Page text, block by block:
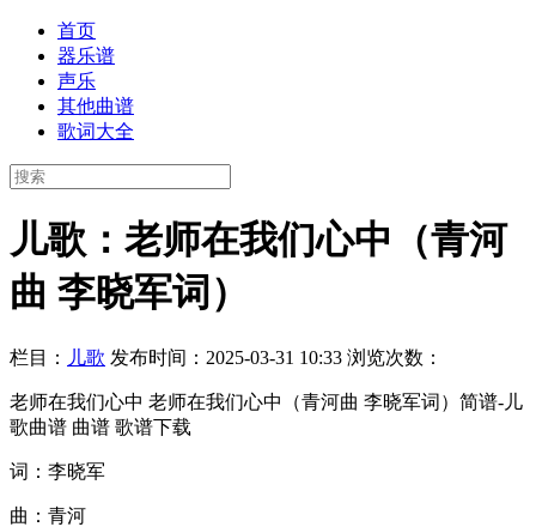
首页
器乐谱
声乐
其他曲谱
歌词大全
儿歌：老师在我们心中（青河
曲 李晓军词）
栏目： 儿歌 发布时间：2025-03-31 10:33 浏览次数：
老师在我们心中 老师在我们心中（青河曲 李晓军词）简谱-儿
歌曲谱 曲谱 歌谱下载
词：李晓军
曲：青河